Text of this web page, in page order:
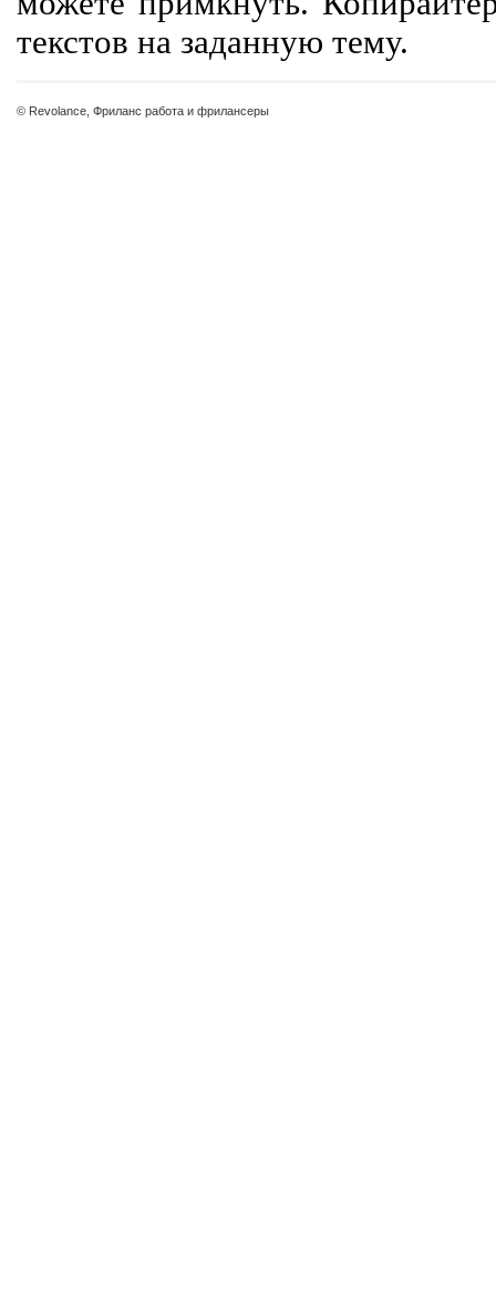
текстов на заданную тему.
© Revolance, Фриланс работа и фрилансеры